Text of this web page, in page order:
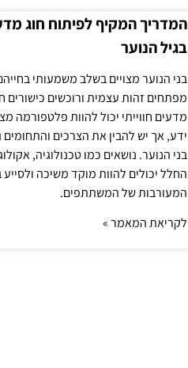
המדריך המקיף לפיתוח חוג
בגיל הנוער
בני הנוער מצויים בשלב משמעותי
מפתחים זהות עצמית ורוכשים כישורים
מדעים חווייתי יכול להוות פלטפורמה
ידע, אך יש להבין את הצרכים והתחומים
בני הנוער. נושאים כמו טכנולוגיה,
החלל יכולים להוות מוקד משיכה
המעורבות של המשתתפים.
לקריאת המאמר »